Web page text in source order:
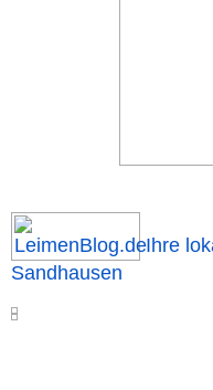
Ihre
Sandhausen